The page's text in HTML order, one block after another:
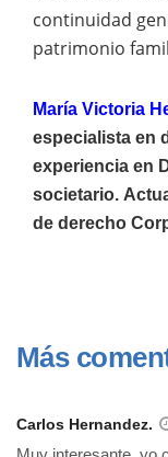
continuidad
patrimonio
María Victoria
especialista en
experiencia en
societario.
de derecho
Más
Carlos Hernandez.